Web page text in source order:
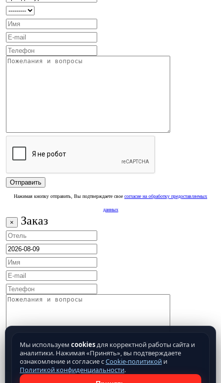
Нажимая кнопку отправить, Вы подтверждаете свое согласие на обработку предоставляемых
данных
× Заказ
Мы используем cookiesдля корректной работы сайта и
аналитики. Нажимая «Принять», вы подтверждаете
ознакомление и согласие сCookie-политикой и
Политикой конфиденциальности.